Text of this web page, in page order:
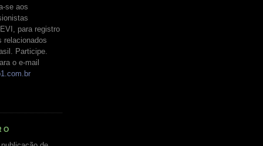
se aos
para registro
relacionados
Participe.
o e-mail